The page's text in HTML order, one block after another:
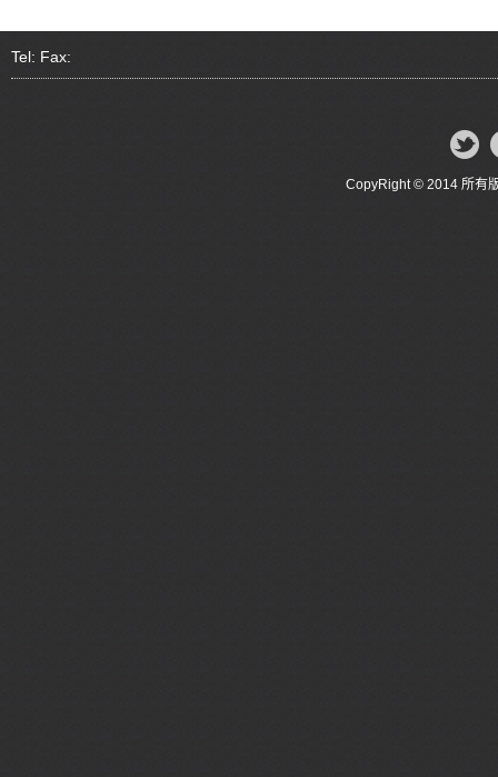
Tel: Fax:
CopyRight © 2014 所有